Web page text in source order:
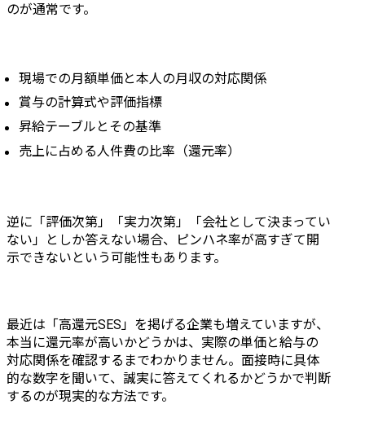
のが通常です。
現場での月額単価と本人の月収の対応関係
賞与の計算式や評価指標
昇給テーブルとその基準
売上に占める人件費の比率（還元率）
逆に「評価次第」「実力次第」「会社として決まってい
ない」としか答えない場合、ピンハネ率が高すぎて開
示できないという可能性もあります。
最近は「高還元SES」を掲げる企業も増えていますが、
本当に還元率が高いかどうかは、実際の単価と給与の
対応関係を確認するまでわかりません。面接時に具体
的な数字を聞いて、誠実に答えてくれるかどうかで判断
するのが現実的な方法です。